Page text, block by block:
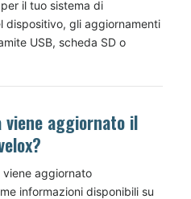
il tuo sistema di
dispositivo, gli aggiornamenti
USB, scheda SD o
viene aggiornato il
aggiornato
informazioni disponibili su